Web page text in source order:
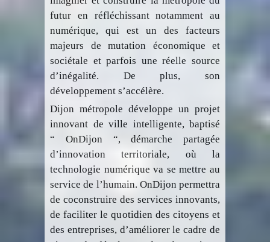
futur en réfléchissant notamment au
numérique, qui est un des facteurs
majeurs de mutation économique et
sociétale et parfois une réelle source
d’inégalité. De plus, son
développement s’accélère.
Dijon métropole développe un projet
innovant de ville intelligente, baptisé
“ OnDijon “, démarche partagée
d’innovation territoriale, où la
technologie numérique va se mettre au
service de l’humain. OnDijon permettra
de coconstruire des services innovants,
de faciliter le quotidien des citoyens et
des entreprises, d’améliorer le cadre de